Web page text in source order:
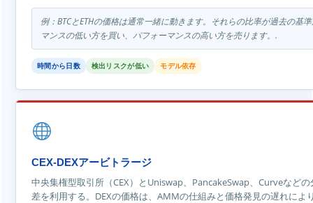
例：BTCとETHの価格は通常一緒に動きます。それらの比率が過去の基
マンスの低い方を買い、パフォーマンスの高い方を売ります。.
時間から日数 検出リスクが低い モデル依存
CEX-DEXアービトラージ
中央集権型取引所（CEX）とUniswap、PancakeSwap、Curveなど
差を利用する。DEXの価格は、AMMの仕組みと価格発見の遅れによ